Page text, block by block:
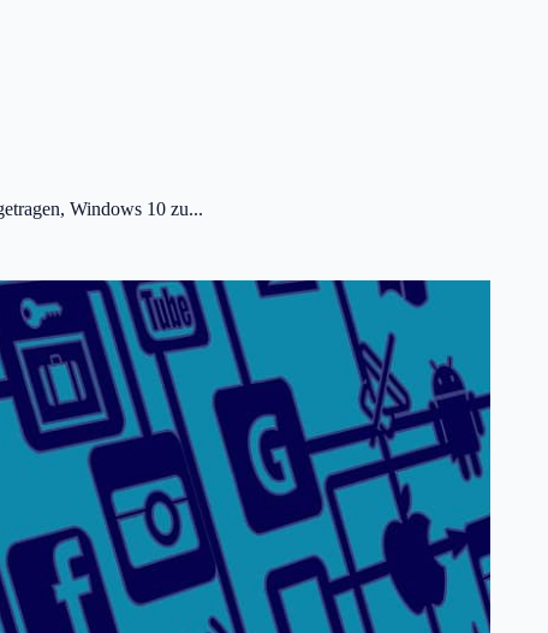
Windows 10 zu...